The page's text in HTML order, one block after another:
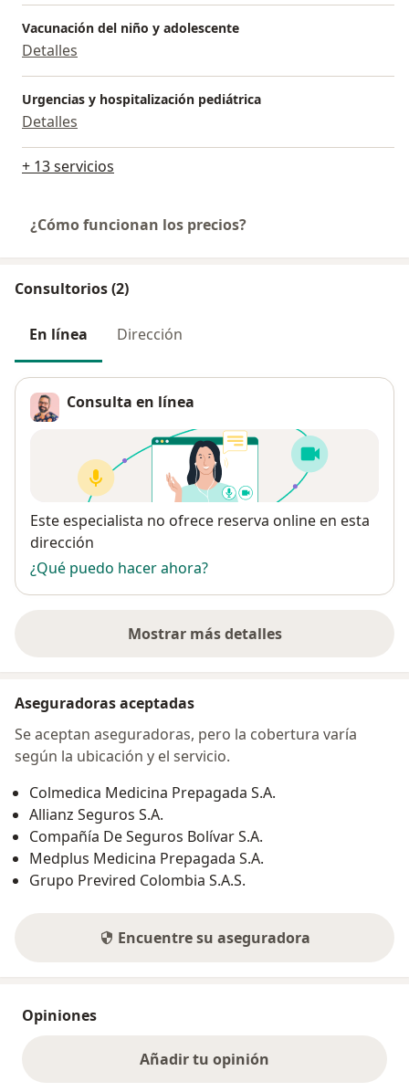
Vacunación del niño y adolescente
Detalles
Urgencias y hospitalización pediátrica
Detalles
+ 13 servicios
¿Cómo funcionan los precios?
Consultorios (2)
En línea Dirección
Consulta en línea
Disponibilidad
Este especialista no ofrece reserva online en esta
dirección
¿Qué puedo hacer ahora?
Mostrar más detalles
sobre la dirección
Aseguradoras aceptadas
Se aceptan aseguradoras, pero la cobertura varía
según la ubicación y el servicio.
Colmedica Medicina Prepagada S.A.
Allianz Seguros S.A.
Compañía De Seguros Bolívar S.A.
Medplus Medicina Prepagada S.A.
Grupo Previred Colombia S.A.S.
Encuentre su aseguradora
Opiniones
Añadir tu opinión